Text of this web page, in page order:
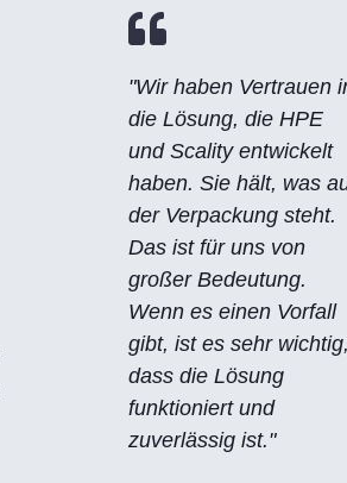

"Wir haben Vertrauen
die Lösung, die HPE
und Scality entwickelt
haben. Sie hält, was
der Verpackung steht.
Das ist für uns von
großer Bedeutung.
Wenn es einen Vorfall
gibt, ist es sehr wichtig,
dass die Lösung
funktioniert und
zuverlässig ist."